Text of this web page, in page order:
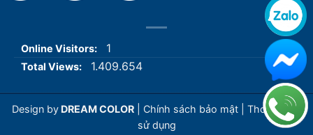
Online Visitors: 1
Total Views: 1.409.654
Design by DREAM COLOR Chính sách bảo mật
Thoả thuận
sử dụng